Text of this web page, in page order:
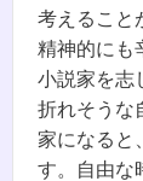
考えること
精神的にも
小説家を志
折れそうな
家になると
す。自由な